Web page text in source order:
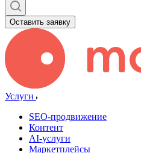
Оставить заявку
Услуги
SEO-продвижение
Контент
AI-услуги
Маркетплейсы